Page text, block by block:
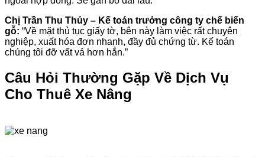
Chị Trần Thu Thủy – Kế toán trưởng công ty chế biến
gỗ: “Về mặt thủ tục giấy tờ, bên này làm việc rất chuyên
nghiệp, xuất hóa đơn nhanh, đầy đủ chứng từ. Kế toán
chúng tôi đỡ vất vả hơn hẳn.”
Câu Hỏi Thường Gặp Về Dịch Vụ
Cho Thuê Xe Nâng